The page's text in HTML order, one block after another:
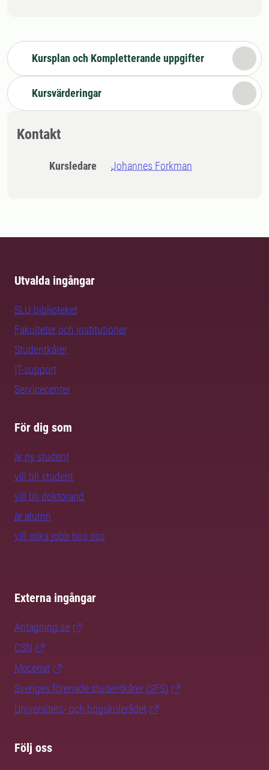
Kursplan och Kompletterande uppgifter
Kursvärderingar
Kontakt
Kursledare Johannes Forkman
Utvalda ingångar
SLU-biblioteket
Fakulteter och institutioner
Studentkårer
IT-support
Servicecenter
För dig som
är ny student
vill bli student
vill bli doktorand
är alumn
vill söka jobb hos oss
Externa ingångar
Antagning.se
CSN
Mecenat
Sveriges förenade studentkårer (SFS)
Universitets- och högskolerådet
Följ oss